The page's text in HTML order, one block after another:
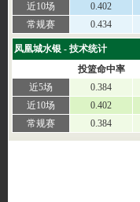
近10场
0.402
常规赛
0.434
凤凰城水银 - 技术统计
投篮命中率
近5场
0.384
近10场
0.402
常规赛
0.384